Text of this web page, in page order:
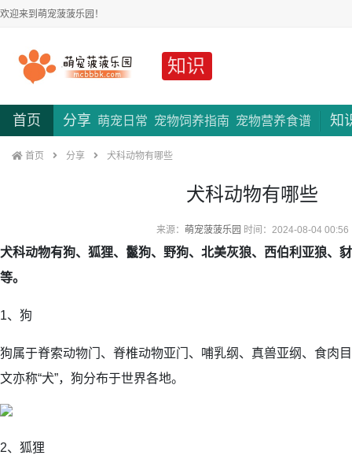
欢迎来到萌宠菠菠乐园！
知识
首页 分享 萌宠日常 宠物饲养指南 宠物营养食谱 知
首页 分享 犬科动物有哪些
犬科动物有哪些
来源： 萌宠菠菠乐园 时间：2024-08-04 00:56
犬科动物有狗、狐狸、鬣狗、野狗、北美灰狼、西伯利亚狼、
等。
1、狗
狗属于脊索动物门、脊椎动物亚门、哺乳纲、真兽亚纲、食肉
文亦称“犬”，狗分布于世界各地。
2、狐狸